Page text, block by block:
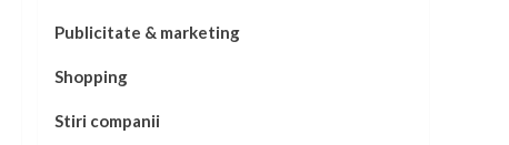
Publicitate & marketing
Shopping
Stiri companii